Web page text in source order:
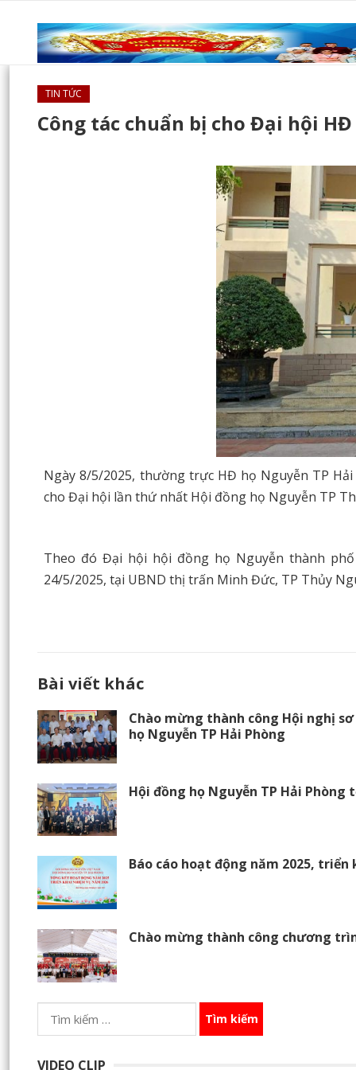
TIN TỨC
Công tác chuẩn bị cho Đại hội
Ngày 8/5/2025, thường trực HĐ họ Nguyễn TP
cho Đại hội lần thứ nhất Hội đồng họ Nguyễn TP
Theo đó Đại hội hội đồng họ Nguyễn thành
24/5/2025, tại UBND thị trấn Minh Đức, TP Thủy
Bài viết khác
Chào mừng thành công Hội nghị
họ Nguyễn TP Hải Phòng
Hội đồng họ Nguyễn TP Hải
Báo cáo hoạt động năm 2025, triển
Chào mừng thành công chương
Tìm
kiếm
VIDEO CLIP